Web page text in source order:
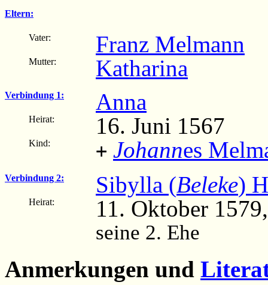
Eltern:
Vater: Franz Melmann
Mutter: Katharina
Verbindung 1: Anna
Heirat: 16. Juni 1567
Kind: + Johannes
Verbindung 2: Sibylla (Beleke)
Heirat: 11. Oktober
seine 2. Ehe
Anmerkungen und